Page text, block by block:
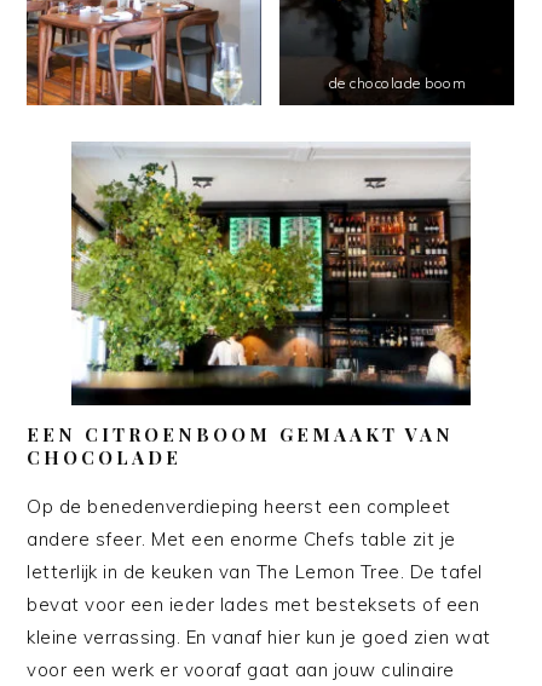
de chocolade boom
EEN CITROENBOOM GEMAAKT VAN
CHOCOLADE
Op de benedenverdieping heerst een compleet
andere sfeer. Met een enorme Chefs table zit je
letterlijk in de keuken van The Lemon Tree. De tafel
bevat voor een ieder lades met besteksets of een
kleine verrassing. En vanaf hier kun je goed zien wat
voor een werk er vooraf gaat aan jouw culinaire